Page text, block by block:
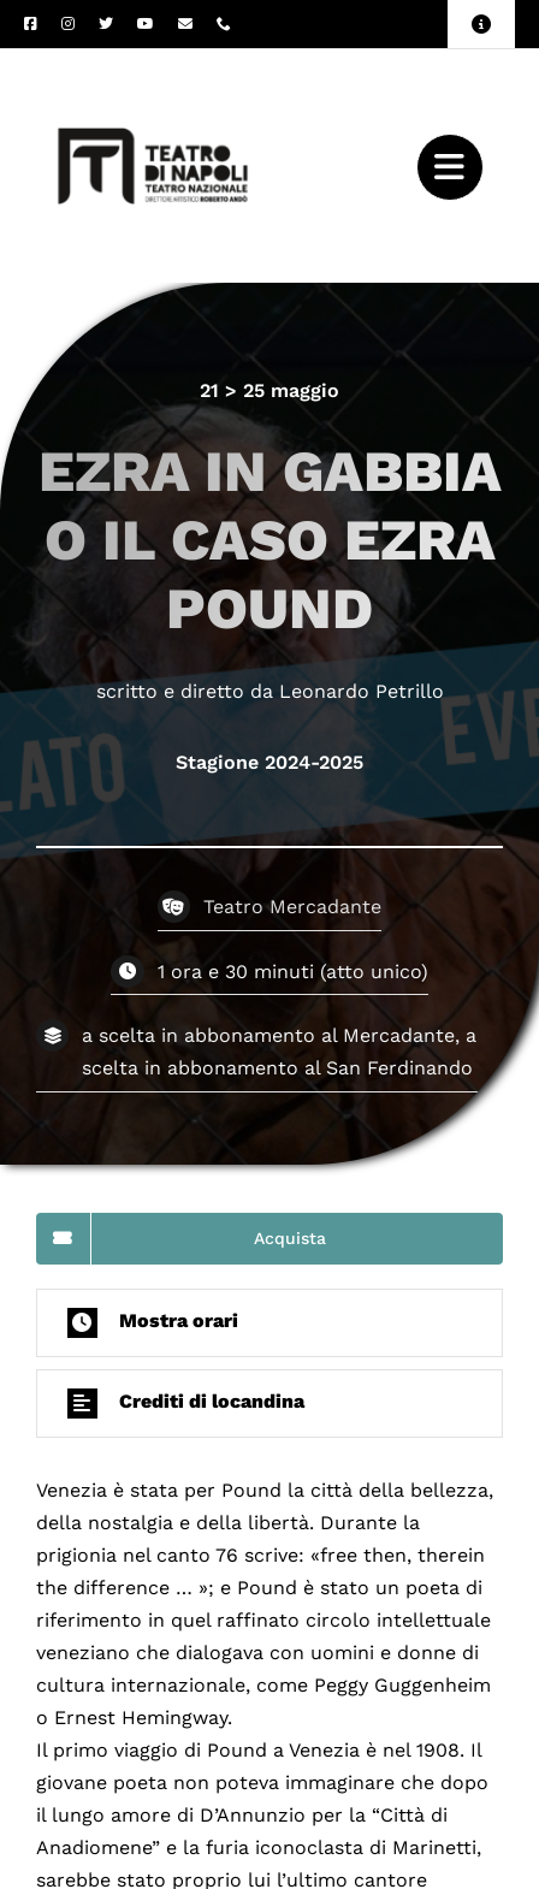
Salta
al
Toggle
21 > 25 maggio
EZRA IN GABBIA
O IL CASO EZRA
POUND
scritto e diretto da Leonardo Petrillo
Stagione 2024-2025
Teatro Mercadante
1 ora e 30 minuti (atto unico)
a scelta in abbonamento al Mercadante, a
scelta in abbonamento al San Ferdinando
Acquista
Mostra orari
Crediti di locandina
Venezia è stata per Pound la città della bellezza,
della nostalgia e della libertà. Durante la
prigionia nel canto 76 scrive: «free then, therein
the difference … »; e Pound è stato un poeta di
riferimento in quel raffinato circolo intellettuale
veneziano che dialogava con uomini e donne di
cultura internazionale, come Peggy Guggenheim
o Ernest Hemingway.
Il primo viaggio di Pound a Venezia è nel 1908. Il
giovane poeta non poteva immaginare che dopo
il lungo amore di D’Annunzio per la “Città di
Anadiomene” e la furia iconoclasta di Marinetti,
sarebbe stato proprio lui l’ultimo cantore